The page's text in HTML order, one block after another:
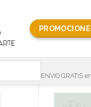
ENVIO GRATIS